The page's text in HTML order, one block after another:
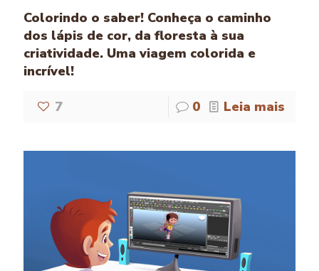
Colorindo o saber! Conheça o caminho
dos lápis de cor, da floresta à sua
criatividade. Uma viagem colorida e
incrível!
7 0 Leia mais